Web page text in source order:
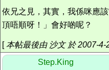
依兄之見，其實，我係咪應
頂唔順呀！」會好啲呢？
[本帖最後由 沙文 於 2007-4-
Step.King